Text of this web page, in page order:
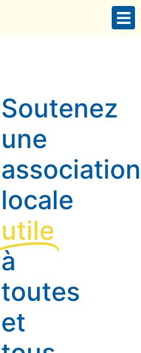
Soutenez
une
association
locale
utile
à
toutes
et